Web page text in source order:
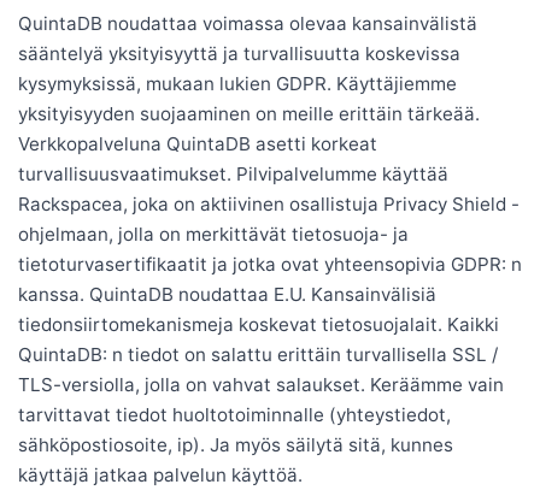
QuintaDB noudattaa voimassa olevaa kansainvälistä
sääntelyä yksityisyyttä ja turvallisuutta koskevissa
kysymyksissä, mukaan lukien GDPR. Käyttäjiemme
yksityisyyden suojaaminen on meille erittäin tärkeää.
Verkkopalveluna QuintaDB asetti korkeat
turvallisuusvaatimukset. Pilvipalvelumme käyttää
Rackspacea, joka on aktiivinen osallistuja Privacy Shield -
ohjelmaan, jolla on merkittävät tietosuoja- ja
tietoturvasertifikaatit ja jotka ovat yhteensopivia GDPR: n
kanssa. QuintaDB noudattaa E.U. Kansainvälisiä
tiedonsiirtomekanismeja koskevat tietosuojalait. Kaikki
QuintaDB: n tiedot on salattu erittäin turvallisella SSL /
TLS-versiolla, jolla on vahvat salaukset. Keräämme vain
tarvittavat tiedot huoltotoiminnalle (yhteystiedot,
sähköpostiosoite, ip). Ja myös säilytä sitä, kunnes
käyttäjä jatkaa palvelun käyttöä.